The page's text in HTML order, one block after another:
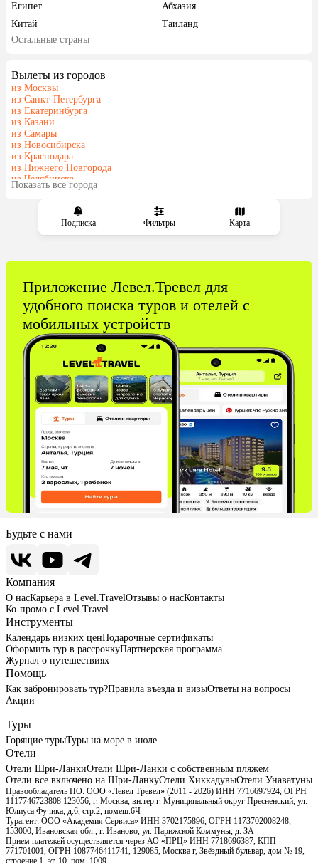
Подписка Фильтры Карта
Египет
Абхазия
Китай
Таиланд
Вьетнам
Беларусь
Шри-Ланка
Азербайджан
Сербия
Киргизия
Саудовская Аравия
Венгрия
Остальные страны
Вылеты из городов
из Москвы
из Санкт-Петербурга
из Екатеринбурга
из Казани
из Самары
из Новосибирска
из Краснодара
из Нижнего Новгорода
из Челябинска
из Тюмени
Показать все города
Приложение Левел.Тревел для
удобного поиска туров и отелей с
мобильных устройств
Будьте с нами
Компания
О насКарьера в Level.TravelОтзывы о насКонтакты
Ко-промо с Level.Travel
Инструменты
Календарь низких ценПодарочные сертификаты
Оформить тур в рассрочкуПартнерская программа
Журнал о путешествиях
Помощь
Как забронировать тур?Правила въезда и визыОтветы на вопросы
Акции
Туры
Горящие турыТуры на море в июле
Отели
Отели Шри-ЛанкиОтели Шри-Ланки с собственным пляжем
Отели все включено на Шри-ЛанкуОтели ХиккадувыОтели Унаватуны
Правообладатель ПО: ООО «Левел Тревел» (2011 - 2026) ИНН 7716697924, ОГРН
1117746723808 123056, г. Москва, вн.тер.г. Муниципальный округ Пресненский, ул.
Юлиуса Фучика, д.6, стр.2, помещ.6Ч
Турагент: ООО «Академия Сервиса» ИНН 3702175896, ОГРН 1173702008248,
153000, Ивановская обл., г. Иваново, ул. Парижской Коммуны, д. ЗА
Прием платежей осуществляется через АО «ПРЦ» ИНН 7718696387, КПП
771701001, ОГРН 1087746411741, 129085, Москва г, Звёздный бульвар, дом № 19,